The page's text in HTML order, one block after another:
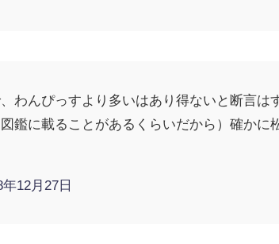
わんぴっすより多いはあり得ないと断言
鑑に載ることがあるくらいだから）確か
年12月27日